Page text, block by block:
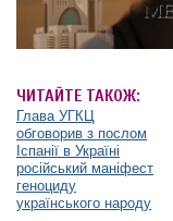
ЧИТАЙТЕ ТАКОЖ:
Глава УГКЦ
обговорив з послом
Іспанії в Україні
російський маніфест
геноциду
українського народу